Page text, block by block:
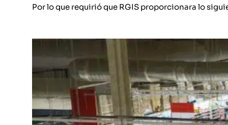
Por lo que requirió que RGIS proporcionara lo